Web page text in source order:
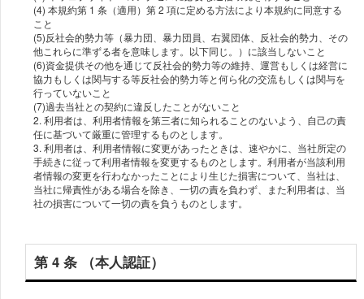
(4) 本規約第 1 条（適⽤）第 2 項に定める⽅法により本規約に同意する
こと
(5)反社会的勢⼒等（暴⼒団、暴⼒団員、右翼団体、反社会的勢⼒、その
他これらに準ずる者を意味します。以下同じ。）に該当しないこと
(6)資⾦提供その他を通じて反社会的勢⼒等の維持、運営もしくは経営に
協⼒もしくは関与する等反社会的勢⼒等と何ら化の交流もしくは関与を
⾏っていないこと
(7)過去当社との契約に違反したことがないこと
2. 利⽤者は、利⽤者情報を第三者に知られることのないよう、⾃⼰の責
任に基づいて厳重に管理するものとします。
3. 利⽤者は、利⽤者情報に変更があったときは、速やかに、当社所定の
⼿続きに従って利⽤者情報を変更するものとします。利⽤者が当該利⽤
者情報の変更を⾏わなかったことにより⽣じた損害について、当社は、
当社に帰責性がある場合を除き、⼀切の責を負わず、また利⽤者は、当
第 4 条 （本⼈認証）